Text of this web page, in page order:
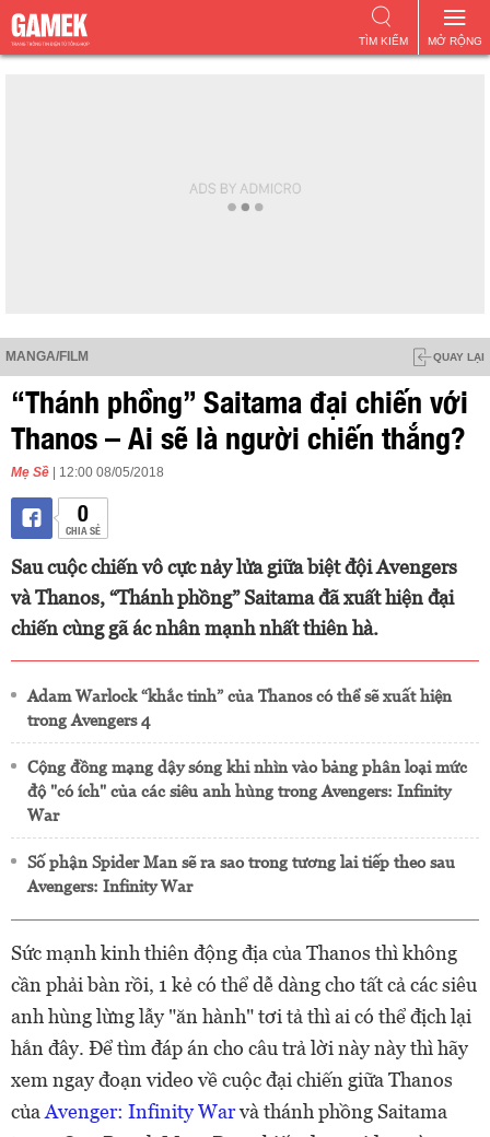
MỞ RỘNG
TÌM KIẾM
MANGA/FILM QUAY LẠI
“Thánh phồng” Saitama đại chiến với
Thanos – Ai sẽ là người chiến thắng?
Mẹ Sề | 12:00 08/05/2018
0
CHIA SẺ
Sau cuộc chiến vô cực nảy lửa giữa biệt đội Avengers
và Thanos, “Thánh phồng” Saitama đã xuất hiện đại
chiến cùng gã ác nhân mạnh nhất thiên hà.
Adam Warlock “khắc tinh” của Thanos có thể sẽ xuất hiện
trong Avengers 4
Cộng đồng mạng dậy sóng khi nhìn vào bảng phân loại mức
độ "có ích" của các siêu anh hùng trong Avengers: Infinity
War
Số phận Spider Man sẽ ra sao trong tương lai tiếp theo sau
Avengers: Infinity War
Sức mạnh kinh thiên động địa của Thanos thì không
cần phải bàn rồi, 1 kẻ có thể dễ dàng cho tất cả các siêu
anh hùng lừng lẫy "ăn hành" tơi tả thì ai có thể địch lại
hắn đây. Để tìm đáp án cho câu trả lời này này thì hãy
xem ngay đoạn video về cuộc đại chiến giữa Thanos
của Avenger: Infinity Warvà thánh phồng Saitama